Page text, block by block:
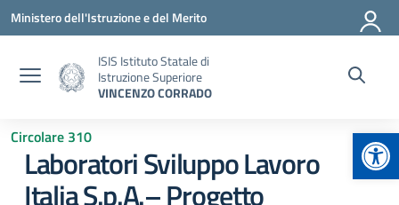
Vai ai contenuti
Vai al menu di navigazione
Vai al footer
Ministero dell'Istruzione e del Merito
ISIS Istituto Statale di
Istruzione Superiore
VINCENZO CORRADO
Circolare 310
Laboratori Sviluppo Lavoro
Italia S.p.A.– Progetto